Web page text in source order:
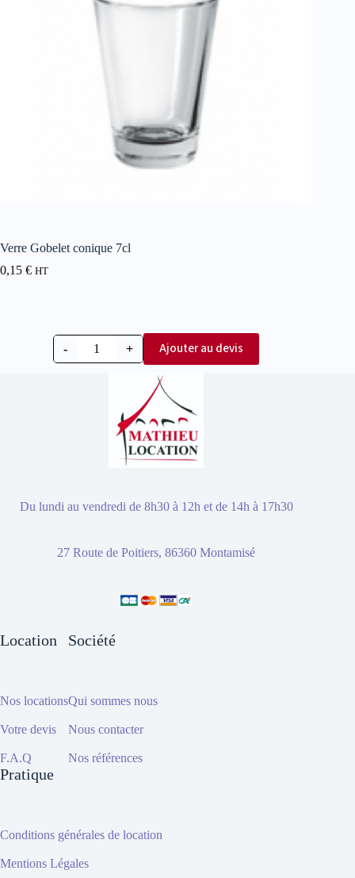
Verre Gobelet conique 7cl
0,15 € HT
- + Ajouter au devis
Du lundi au vendredi de 8h30 à 12h et de 14h à 17h30
27 Route de Poitiers, 86360 Montamisé
Location
Nos locations
Votre devis
F.A.Q
Société
Qui sommes nous
Nous contacter
Nos références
Pratique
Conditions générales de location
Mentions Légales